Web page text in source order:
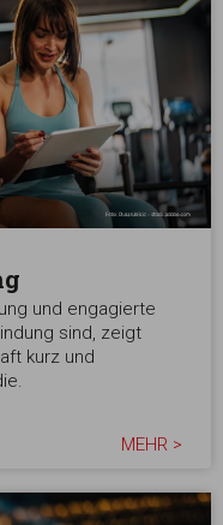
und engagierte
sind, zeigt
kurz und
MEHR >